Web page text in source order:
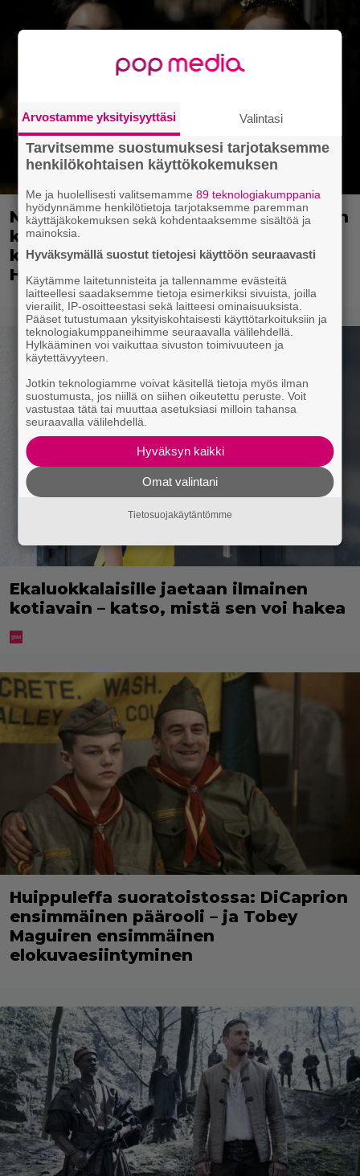
Netflixissä on nyt upea sarja keskiajan
kuninkaallisten aikakaudelta –
keskiössä julma Englannin hallitsija
Henrik VIII
Ekaluokkalaisille jaetaan ilmainen
kotiavain – katso, mistä sen voi hakea
Huippuleffa suoratoistossa: DiCaprion
ensimmäinen päärooli – ja Tobey
Maguiren ensimmäinen
elokuvaesiintyminen
Arvostamme yksityisyyttäsi Valintasi
Tarvitsemme suostumuksesi tarjotaksemme
henkilökohtaisen käyttökokemuksen
Me ja huolellisesti valitsemamme89 teknologiakumppania
hyödynnämme henkilötietoja tarjotaksemme paremman
käyttäjäkokemuksen sekä kohdentaaksemme sisältöä ja
mainoksia.
Hyväksymällä suostut tietojesi käyttöön seuraavasti
Käytämme laitetunnisteita ja tallennamme evästeitä
laitteellesi saadaksemme tietoja esimerkiksi sivuista, joilla
vierailit, IP-osoitteestasi sekä laitteesi ominaisuuksista.
Pääset tutustumaan yksityiskohtaisesti käyttötarkoituksiin ja
teknologiakumppaneihimme seuraavalla välilehdellä.
Hylkääminen voi vaikuttaa sivuston toimivuuteen ja
käytettävyyteen.
Jotkin teknologiamme voivat käsitellä tietoja myös ilman
suostumusta, jos niillä on siihen oikeutettu peruste. Voit
vastustaa tätä tai muuttaa asetuksiasi milloin tahansa
seuraavalla välilehdellä.
Hyväksyn kaikki
Omat valintani
Tietosuojakäytäntömme